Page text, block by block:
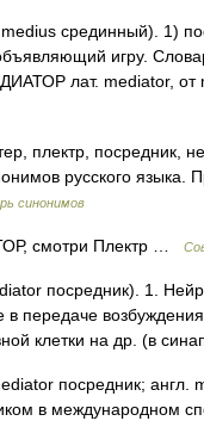
срединный). 1)
игру.
лат. mediator,
плектр, посредник,
русского языка.
синонимов
смотри Плектр …
посредник). 1.
в передаче
клетки на др. (в
посредник; англ.
в международном